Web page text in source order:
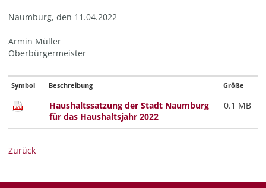
Naumburg, den 11.04.2022
Armin Müller
Oberbürgermeister
Symbol Beschreibung Größe
Haushaltssatzung der Stadt Naumburg
für das Haushaltsjahr 2022
0.1 MB
Zurück